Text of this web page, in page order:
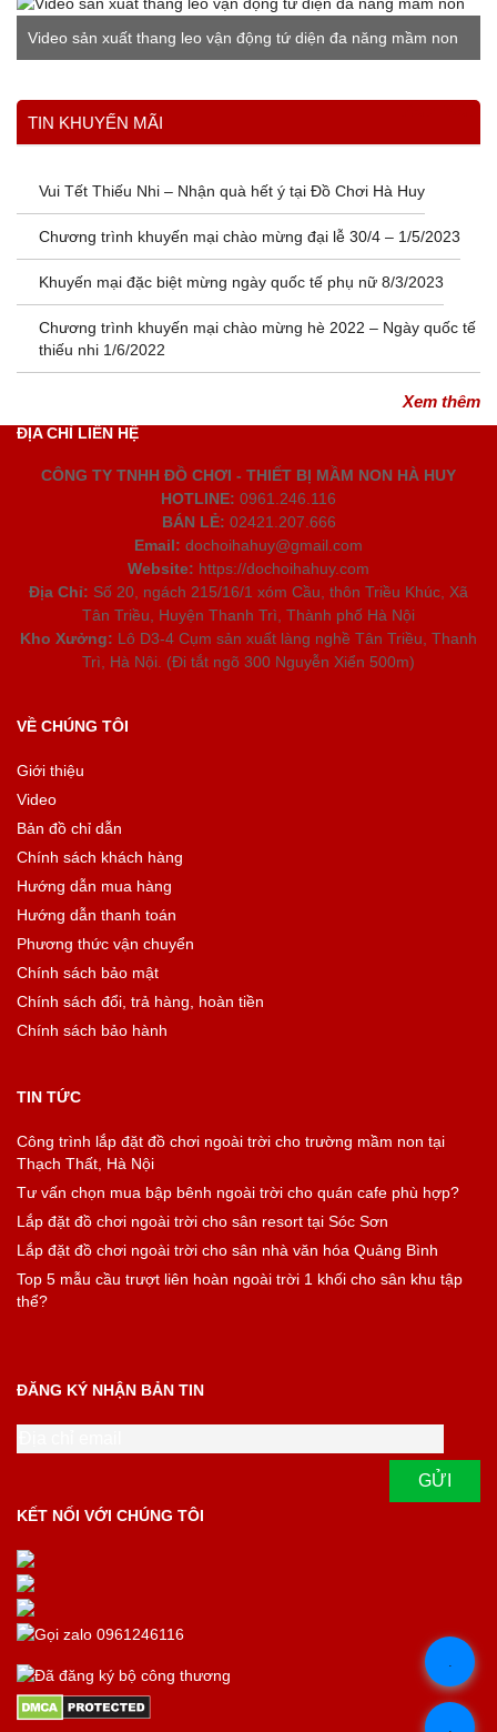
Video sản xuất thang leo vận động tứ diện đa năng mầm non
Xem thêm
TIN KHUYẾN MÃI
Vui Tết Thiếu Nhi – Nhận quà hết ý tại Đồ Chơi Hà Huy
Chương trình khuyến mại chào mừng đại lễ 30/4 – 1/5/2023
Khuyến mại đặc biệt mừng ngày quốc tế phụ nữ 8/3/2023
Chương trình khuyến mại chào mừng hè 2022 – Ngày quốc tế
thiếu nhi 1/6/2022
Xem thêm
ĐỊA CHỈ LIÊN HỆ
CÔNG TY TNHH ĐỒ CHƠI - THIẾT BỊ MẦM NON HÀ HUY
HOTLINE: 0961.246.116
BÁN LẺ: 02421.207.666
Email: dochoihahuy@gmail.com
Website: https://dochoihahuy.com
Địa Chỉ: Số 20, ngách 215/16/1 xóm Cầu, thôn Triều Khúc, Xã
Tân Triều, Huyện Thanh Trì, Thành phố Hà Nội
Kho Xưởng: Lô D3-4 Cụm sản xuất làng nghề Tân Triều, Thanh
Trì, Hà Nội. (Đi tắt ngõ 300 Nguyễn Xiển 500m)
VỀ CHÚNG TÔI
Giới thiệu
Video
Bản đồ chỉ dẫn
Chính sách khách hàng
Hướng dẫn mua hàng
Hướng dẫn thanh toán
Phương thức vận chuyển
Chính sách bảo mật
Chính sách đổi, trả hàng, hoàn tiền
Chính sách bảo hành
TIN TỨC
Công trình lắp đặt đồ chơi ngoài trời cho trường mầm non tại
Thạch Thất, Hà Nội
Tư vấn chọn mua bập bênh ngoài trời cho quán cafe phù hợp?
Lắp đặt đồ chơi ngoài trời cho sân resort tại Sóc Sơn
Lắp đặt đồ chơi ngoài trời cho sân nhà văn hóa Quảng Bình
Top 5 mẫu cầu trượt liên hoàn ngoài trời 1 khối cho sân khu tập
thể?
ĐĂNG KÝ NHẬN BẢN TIN
KẾT NỐI VỚI CHÚNG TÔI
.
.